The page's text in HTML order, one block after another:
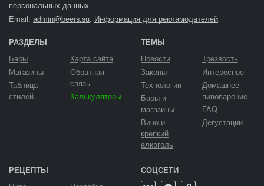
персональных данных
Email: admin@beers.su. Информация для рекламодателей
РАЗДЕЛЫ
Бары
Магазины
Таблица
стилей
Карта сайта
Обратная
связь
Калькуляторы
ТЕМЫ
Новости
Законы
Технологии
Бары и
магазины
Вино и
крепкий
алкоголь
Трезвость
Интересное
Домашнее
пивоварение
FAQ
Дегустации
РЕЦЕПТЫ СОЦСЕТИ